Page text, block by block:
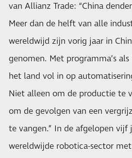
van Allianz Trade: “China
Meer dan de helft van alle
wereldwijd zijn vorig jaar in
genomen. Met programma’s als
het land vol in op
Niet alleen om de productie te
om de gevolgen van een
te vangen.” In de afgelopen vijf
wereldwijde robotica-sector